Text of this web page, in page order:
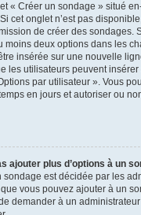
« Créer un sondage » situé
cet onglet n’est pas
de créer des sondages.
moins deux options dans les
insérée sur une nouvelle
les utilisateurs peuvent
par utilisateur ». Vous
en jours et autoriser ou
ajouter plus d’options à un
sondage est décidée par les
vous pouvez ajouter à un
demander à un administrateur